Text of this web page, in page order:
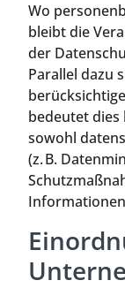
Wo
bleibt die
der
Parallel dazu
bedeutet dies
sowohl
(z. B.